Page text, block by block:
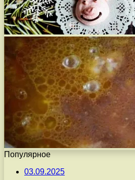
Популярное
03.09.2025